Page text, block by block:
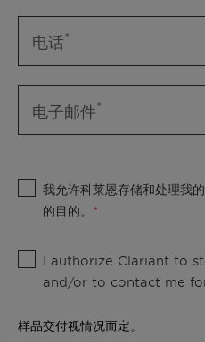
电话
电子邮件
我允许科莱恩存储和处理我
的目的。
I authorize Clariant to
and/or to contact me
样品交付视情况而定。